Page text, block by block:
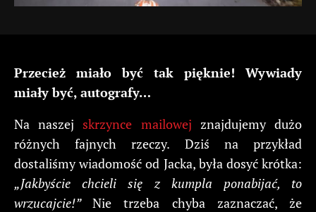
Przecież miało być tak pięknie! Wywiady
miały być, autografy…
Na naszej skrzynce mailowej znajdujemy dużo
różnych fajnych rzeczy. Dziś na przykład
dostaliśmy wiadomość od Jacka, była dosyć krótka:
„Jakbyście chcieli się z kumpla ponabijać, to
wrzucajcie!”Nie trzeba chyba zaznaczać, że